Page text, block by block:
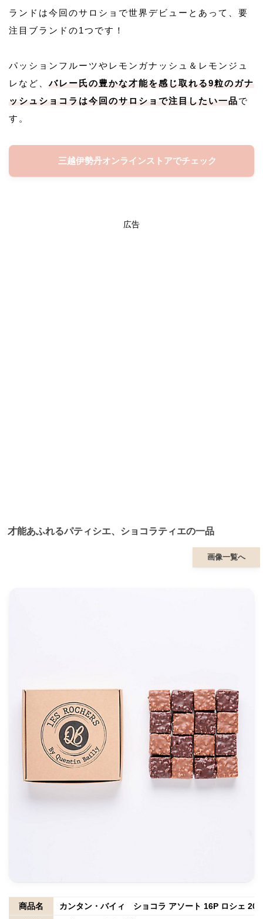
ランドは今回のサロショで世界デビューとあって、要
注目ブランドの1つです！
パッションフルーツやレモンガナッシュ＆レモンジュ
レなど、バレー氏の豊かな才能を感じ取れる9粒のガナ
ッシュショコラは今回のサロショで注目したい一品で
す。
三越伊勢丹オンラインストアでチェック
広告
才能あふれるパティシエ、ショコラティエの一品
画像一覧へ
商品名
カンタン・バイィ ショコラ アソート 16P ロシェ